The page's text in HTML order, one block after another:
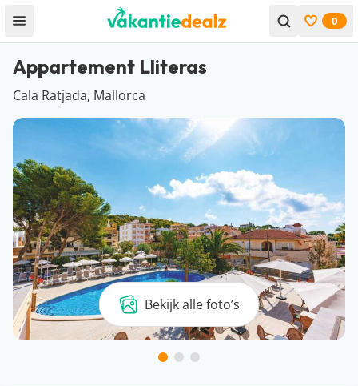
Open menu Bekijk
0
Appartement Lliteras
Cala Ratjada, Mallorca
Bekijk alle foto’s